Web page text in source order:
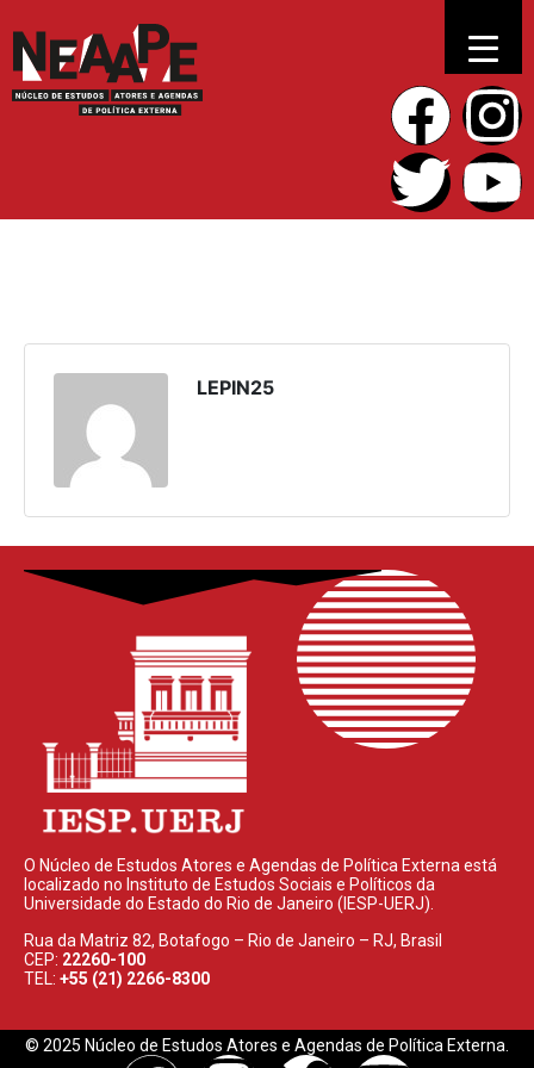
LEPIN25
O Núcleo de Estudos Atores e Agendas de Política Externa está
localizado no Instituto de Estudos Sociais e Políticos da
Universidade do Estado do Rio de Janeiro (IESP-UERJ).
Rua da Matriz 82, Botafogo – Rio de Janeiro – RJ, Brasil
CEP: 22260-100
TEL: +55 (21) 2266-8300
© 2025 Núcleo de Estudos Atores e Agendas de Política Externa.